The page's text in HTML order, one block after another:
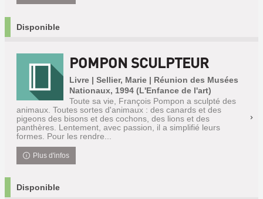
Disponible
POMPON SCULPTEUR
Livre | Sellier, Marie | Réunion des Musées
Nationaux, 1994 (L'Enfance de l'art)
Toute sa vie, François Pompon a sculpté des
animaux. Toutes sortes d'animaux : des canards et des
pigeons des bisons et des cochons, des lions et des
panthères. Lentement, avec passion, il a simplifié leurs
formes. Pour les rendre...
Plus d'infos
Disponible